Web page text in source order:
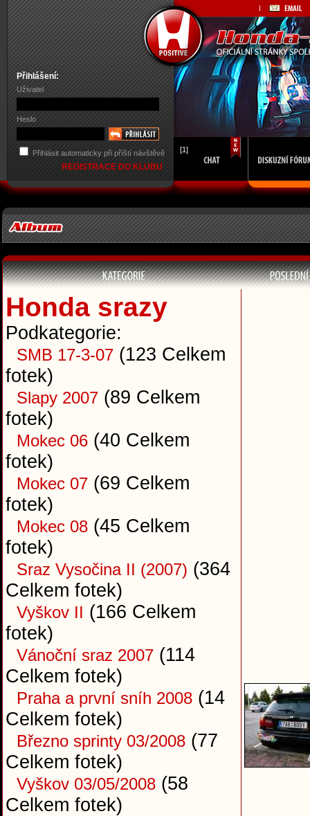
Přihlášení:
Uživatel
Heslo
Přihlásit automaticky při příští návštěvě
REGISTRACE DO KLUBU
[1]
Honda srazy
Podkategorie:
SMB 17-3-07 (123 Celkem
fotek)
Slapy 2007 (89 Celkem
fotek)
Mokec 06 (40 Celkem
fotek)
Mokec 07 (69 Celkem
fotek)
Mokec 08 (45 Celkem
fotek)
Sraz Vysočina II (2007) (364
Celkem fotek)
Vyškov II (166 Celkem
fotek)
Vánoční sraz 2007 (114
Celkem fotek)
Praha a první sníh 2008 (14
Celkem fotek)
Březno sprinty 03/2008 (77
Celkem fotek)
Vyškov 03/05/2008 (58
Celkem fotek)